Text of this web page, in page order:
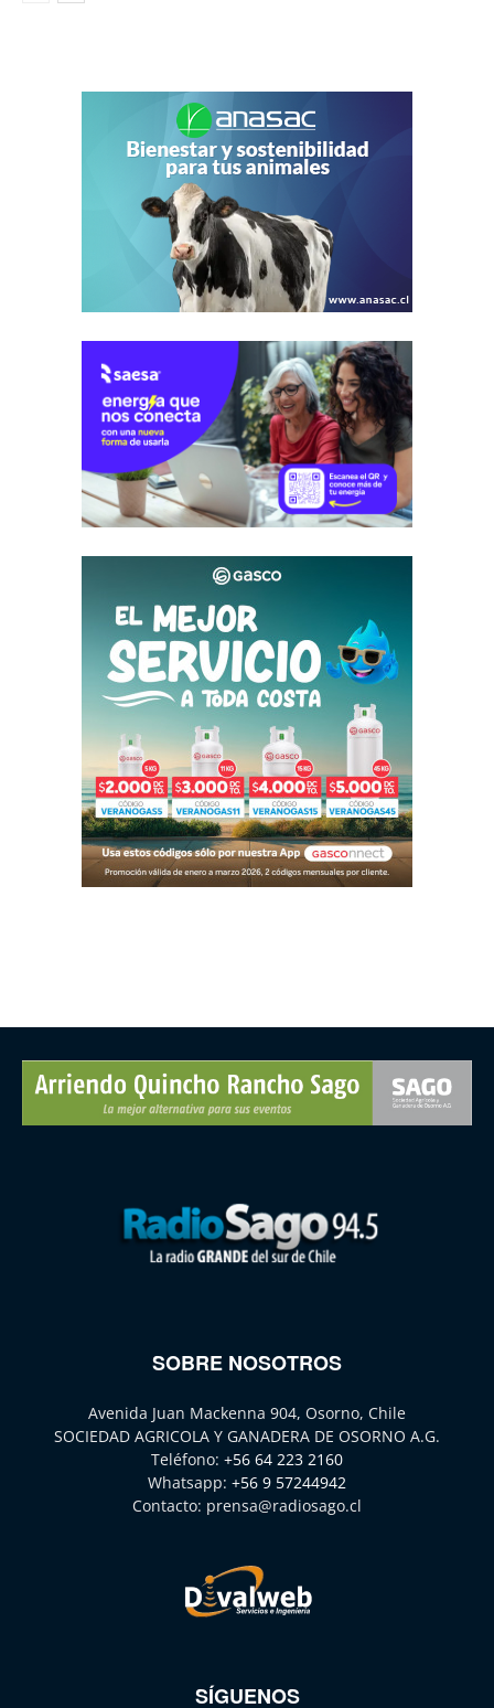
SOBRE NOSOTROS
Avenida Juan Mackenna 904, Osorno, Chile
SOCIEDAD AGRICOLA Y GANADERA DE OSORNO A.G.
Teléfono: +56 64 223 2160
Whatsapp: +56 9 57244942
Contacto: prensa@radiosago.cl
SÍGUENOS